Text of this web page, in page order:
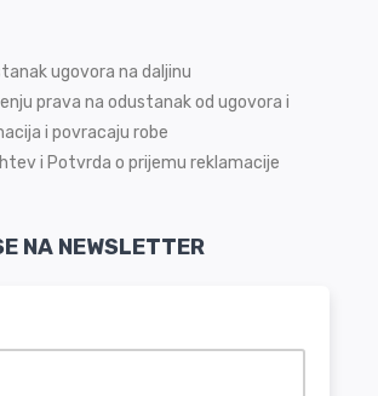
ugovora na daljinu
prava na odustanak od ugovora i
i povracaju robe
i Potvrda o prijemu reklamacije
NA NEWSLETTER